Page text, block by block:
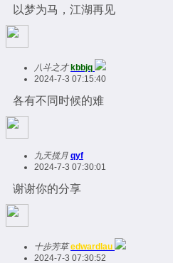
以梦为马，江湖再见
八斗之才 kbbjq
2024-7-3 07:15:40
各有不同时候的难
九天揽月 qyf
2024-7-3 07:30:01
谢谢你的分享
十步芳草 edwardlau
2024-7-3 07:30:52